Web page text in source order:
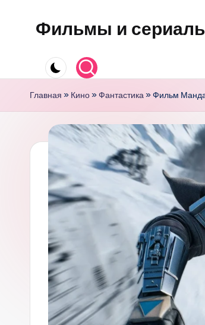
Перейти
содержимому
Фильмы и
Главная » Кино»Фантастика»Фильм